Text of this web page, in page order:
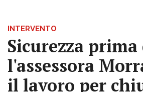
INTERVENTO
Sicurezza
l'assessora
il lavoro per